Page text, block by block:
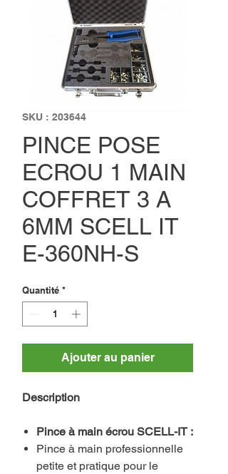
SKU : 203644
PINCE POSE
ECROU 1 MAIN
COFFRET 3 A
6MM SCELL IT
E-360NH-S
Quantité *
Ajouter au panier
Description
Pince à main écrou SCELL-IT :
Pince à main professionnelle
petite et pratique pour le